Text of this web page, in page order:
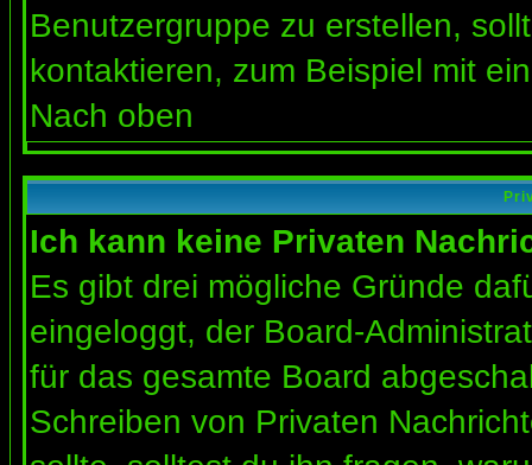
Benutzergruppe zu erstellen,
kontaktieren, zum Beispiel mit
Nach oben
Ich kann keine Privaten
Es gibt drei mögliche Gründe
eingeloggt, der Board-
für das gesamte Board
Schreiben von Privaten